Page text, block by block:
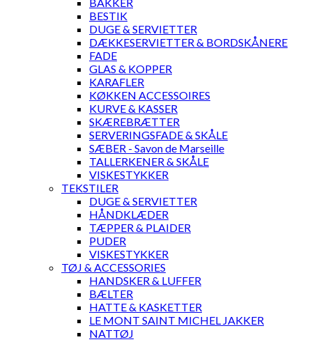
BESTIK
DUGE & SERVIETTER
DÆKKESERVIETTER & BORDSKÅNERE
FADE
GLAS & KOPPER
KARAFLER
KØKKEN ACCESSOIRES
KURVE & KASSER
SKÆREBRÆTTER
SERVERINGSFADE & SKÅLE
SÆBER - Savon de Marseille
TALLERKENER & SKÅLE
VISKESTYKKER
TEKSTILER
DUGE & SERVIETTER
HÅNDKLÆDER
TÆPPER & PLAIDER
PUDER
VISKESTYKKER
TØJ & ACCESSORIES
HANDSKER & LUFFER
BÆLTER
HATTE & KASKETTER
LE MONT SAINT MICHEL JAKKER
NATTØJ